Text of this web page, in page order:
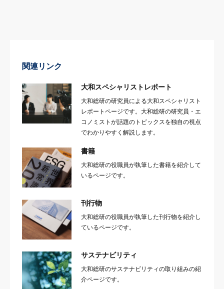
関連リンク
大和スペシャリストレポート
大和総研の研究員による大和スペシャリスト
レポートページです。大和総研の研究員・エ
コノミストが話題のトピックスを独自の視点
でわかりやすく解説します。
書籍
大和総研の役職員が執筆した書籍を紹介して
いるページです。
刊行物
大和総研の役職員が執筆した刊行物を紹介し
ているページです。
サステナビリティ
大和総研のサステナビリティの取り組みの紹
介ページです。